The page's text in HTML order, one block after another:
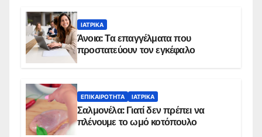
ΙΑΤΡΙΚΆ
Άνοια: Τα επαγγέλματα που
προστατεύουν τον εγκέφαλο
ΕΠΙΚΑΙΡΌΤΗΤΑ ΙΑΤΡΙΚΆ
Σαλμονέλα: Γιατί δεν πρέπει να
πλένουμε το ωμό κοτόπουλο